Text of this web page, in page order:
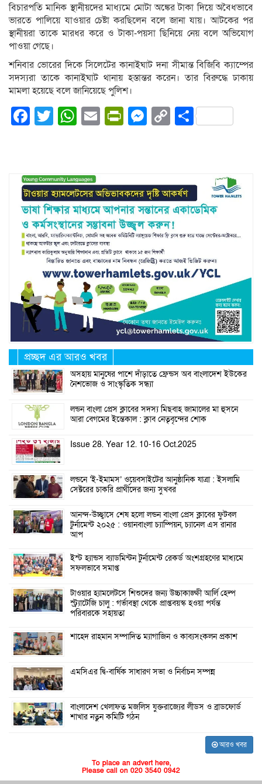
বিচারপতি মানিক স্থানীয়দের মাধ্যমে মোটা অঙ্কের টাকা দিয়ে অবৈধভাবে
ভারতে পালিয়ে যাওয়ার চেষ্টা করছিলেন বলে জানা যায়। আটকের পর
স্থানীয়রা তাকে মারধর করে ও টাকা-পয়সা ছিনিয়ে নেয় বলে অভিযোগ
পাওয়া গেছে।
শনিবার ভোরের দিকে সিলেটের কানাইঘাট দনা সীমান্ত বিজিবি ক্যাম্পের
সদস্যরা তাকে কানাইঘাট থানায় হস্তান্তর করেন। তার বিরুদ্ধে ঢাকায়
মামলা হয়েছে বলে জানিয়েছে পুলিশ।
Facebook
Twitter
WhatsApp
EmailPrintFriendly
Messenger
CopyShare
প্রচ্ছদ এর আরও খবর
অসহায় মানুষের পাশে দাঁড়াতে ফ্রেন্ডস অব বাংলাদেশ ইউকের
নৈশভোজ ও সাংস্কৃতিক সন্ধ্যা
লন্ডন বাংলা প্রেস ক্লাবের সদস্য মিছবাহ জামালের মা হুসনে
আরা বেগমের ইন্তেকাল : ক্লাব নেতৃবৃন্দের শোক
Issue 28. Year 12. 10-16 Oct.2025
লন্ডনে ‘ই-ইমামস’ ওয়েবসাইটের আনুষ্ঠানিক যাত্রা : ইসলামি
সেক্টরের চাকরি প্রার্থীদের জন্য সুখবর
আনন্দ-উচ্ছ্বাসে শেষ হলো লন্ডন বাংলা প্রেস ক্লাবের ফুটবল
টুর্নামেন্ট ২০২৫ : ওয়ানবাংলা চ্যাম্পিয়ন, চ্যানেল এস রানার
আপ
ইস্ট হ্যান্ডস ব্যাডমিন্টন টুর্নামেন্ট রেকর্ড অংশগ্রহণের মাধ্যমে
সফলভাবে সমাপ্ত
টাওয়ার হ্যামলেটসে শিশুদের জন্য উচ্চাকাঙ্ক্ষী আর্লি হেল্প
স্ট্র্যাটেজি চালু : গর্ভাবস্থা থেকে প্রাপ্তবয়স্ক হওয়া পর্যন্ত
পরিবারকে সহায়তা
শাহেদ রাহমান সম্পাদিত ম্যাগাজিন ও কাব্যসংকলন প্রকাশ
এমসিএর দ্বি-বার্ষিক সাধারণ সভা ও নির্বাচন সম্পন্ন
বাংলাদেশ খেলাফত মজলিস যুক্তরাজ্যের লীডস ও ব্রাডফোর্ড
শাখার নতুন কমিটি গঠন
আরও খবর
To place an advert here,
Please call on 020 3540 0942